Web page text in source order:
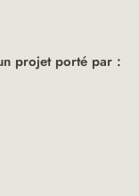
projet porté par :